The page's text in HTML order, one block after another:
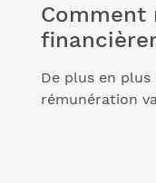
Comment
De plus en
rémunération